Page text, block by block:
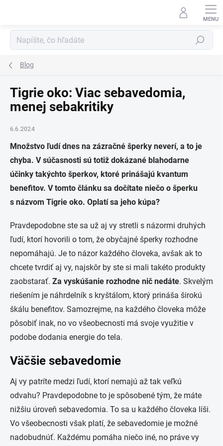
Hľadať
Blog
Tigrie oko: Viac sebavedomia,
menej sebakritiky
6.6.2024
Množstvo ľudí dnes na zázračné šperky neverí, a to je
chyba. V súčasnosti sú totiž dokázané blahodarne
účinky takýchto šperkov, ktoré prinášajú kvantum
benefitov. V tomto článku sa dočítate niečo o šperku
s názvom Tigrie oko. Oplatí sa jeho kúpa?
Pravdepodobne ste sa už aj vy stretli s názormi druhých
ľudí, ktorí hovorili o tom, že obyčajné šperky rozhodne
nepomáhajú. Je to názor každého človeka, avšak ak to
chcete tvrdiť aj vy, najskôr by ste si mali takéto produkty
zaobstarať. Za vyskúšanie rozhodne nič nedáte. Skvelým
riešením je náhrdelník s kryštálom, ktorý prináša širokú
škálu benefitov. Samozrejme, na každého človeka môže
pôsobiť inak, no vo všeobecnosti má svoje využitie v
podobe dodania energie do tela.
Väčšie sebavedomie
Aj vy patríte medzi ľudí, ktorí nemajú až tak veľkú
odvahu? Pravdepodobne to je spôsobené tým, že máte
nižšiu úroveň sebavedomia. To sa u každého človeka líši.
Vo všeobecnosti však platí, že sebavedomie je možné
nadobudnúť. Každému pomáha niečo iné, no práve vy